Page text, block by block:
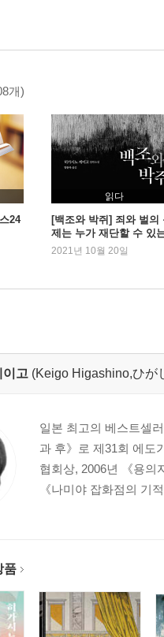
개)
24
읽다
[백조와 박쥐] 죄와 벌의
제는 누가 재단할 수 있
2021년 10월 20일
이고 (Keigo Higashino,ひが
일본 최고의 베스트셀
과 후》로 제31회 에도
협회상, 2006년 《용의
《나미야 잡화점의 기
품